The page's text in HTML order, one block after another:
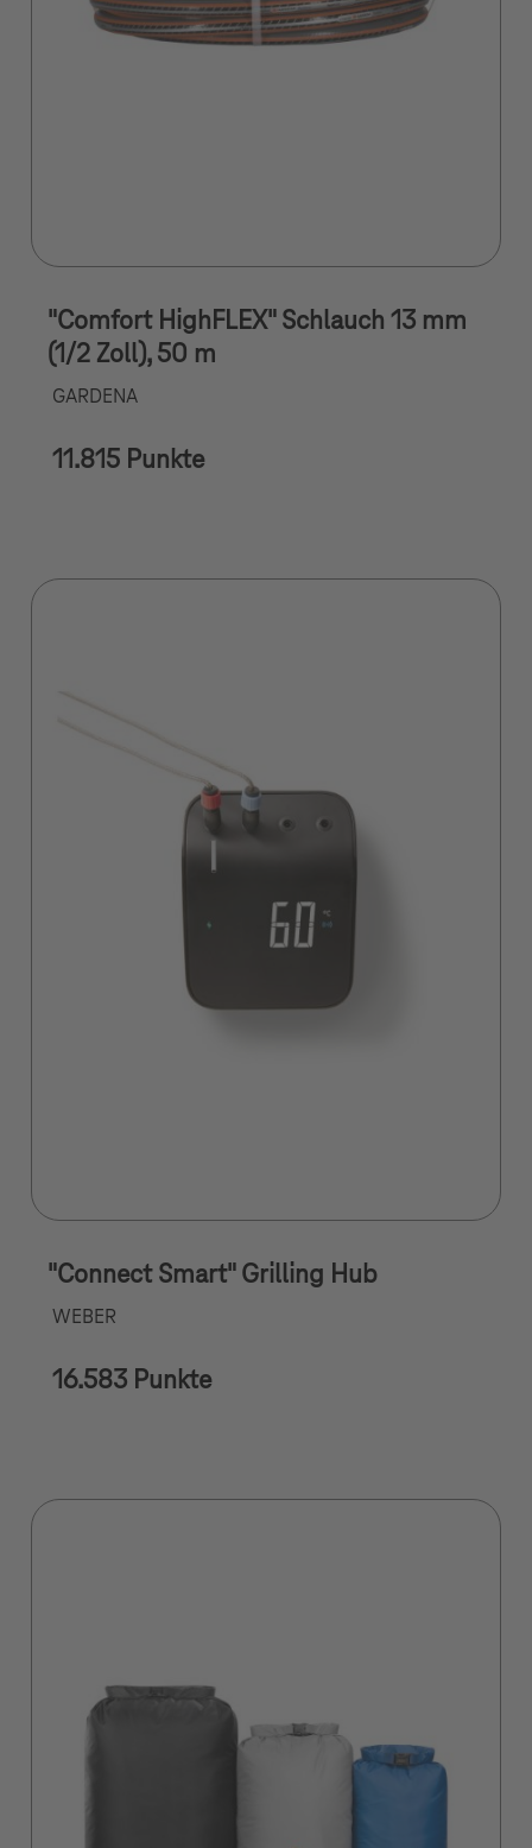
"Comfort HighFLEX" Schlauch 13 mm
(1/2 Zoll), 50 m
GARDENA
11.815 Punkte
"Connect Smart" Grilling Hub
WEBER
16.583 Punkte